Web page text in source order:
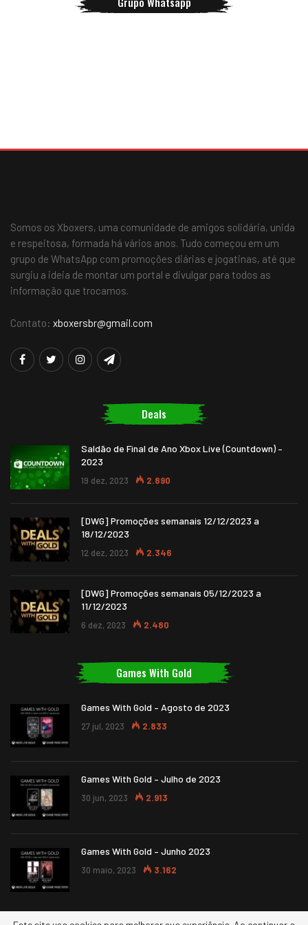
Somos os Xboxers, uma comunidade de amigos solidária, unida
e respeitosa, formada há vários anos. Tudo começou em um
grupo de WhatsApp com promoções diárias e jogatinas, até que
surgiu a ideia de montar um portal e divulgar para todos as
informação que trocamos.
Contato: xboxersbr@gmail.com
Deals
Saldão de Final de Ano Xbox Live (Countdown) –
2023
19 dez, 2023 2.890
[DWG] Promoções semanais 12/12/2023 a
18/12/2023
12 dez, 2023 2.346
[DWG] Promoções semanais 05/12/2023 a
11/12/2023
6 dez, 2023 2.480
Games With Gold
Games With Gold – Agosto de 2023
27 jul, 2023 2.833
Games With Gold – Julho de 2023
30 jun, 2023 2.913
Games With Gold – Junho 2023
30 maio, 2023 3.162